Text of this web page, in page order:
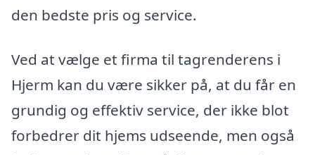
den bedste pris og service.
Ved at vælge et firma til tagrenderens i
Hjerm kan du være sikker på, at du får en
grundig og effektiv service, der ikke blot
forbedrer dit hjems udseende, men også